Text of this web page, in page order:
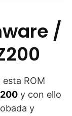
/
esta ROM
y con ello
y